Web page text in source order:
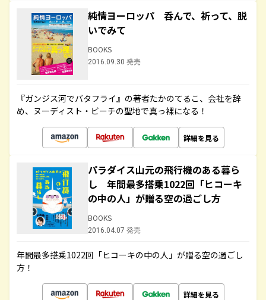
純情ヨーロッパ 呑んで、祈って、脱
いでみて
BOOKS
2016.09.30 発売
『ガンジス河でバタフライ』の著者たかのてるこ、会社を辞
め、ヌーディスト・ビーチの聖地で真っ裸になる！
詳細を見る
パラダイス山元の飛行機のある暮ら
し 年間最多搭乗1022回「ヒコーキ
の中の人」が贈る空の過ごし方
BOOKS
2016.04.07 発売
年間最多搭乗1022回「ヒコーキの中の人」が贈る空の過ごし
方！
詳細を見る